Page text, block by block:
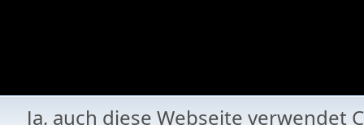
Ja, auch diese Webseite